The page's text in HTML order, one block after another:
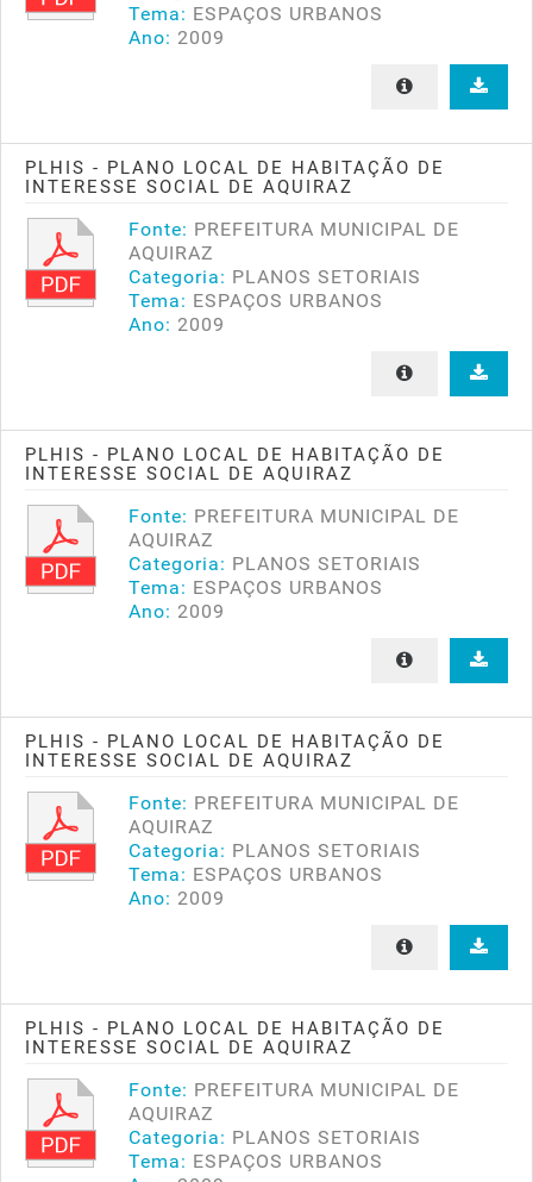
Tema: ESPAÇOS URBANOS
Ano: 2009
PLHIS - PLANO LOCAL DE HABITAÇÃO DE
INTERESSE SOCIAL DE AQUIRAZ
Fonte: PREFEITURA MUNICIPAL DE
AQUIRAZ
Categoria: PLANOS SETORIAIS
Tema: ESPAÇOS URBANOS
Ano: 2009
PLHIS - PLANO LOCAL DE HABITAÇÃO DE
INTERESSE SOCIAL DE AQUIRAZ
Fonte: PREFEITURA MUNICIPAL DE
AQUIRAZ
Categoria: PLANOS SETORIAIS
Tema: ESPAÇOS URBANOS
Ano: 2009
PLHIS - PLANO LOCAL DE HABITAÇÃO DE
INTERESSE SOCIAL DE AQUIRAZ
Fonte: PREFEITURA MUNICIPAL DE
AQUIRAZ
Categoria: PLANOS SETORIAIS
Tema: ESPAÇOS URBANOS
Ano: 2009
PLHIS - PLANO LOCAL DE HABITAÇÃO DE
INTERESSE SOCIAL DE AQUIRAZ
Fonte: PREFEITURA MUNICIPAL DE
AQUIRAZ
Categoria: PLANOS SETORIAIS
Tema: ESPAÇOS URBANOS